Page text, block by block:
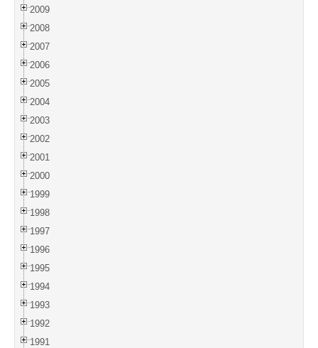
2009
2008
2007
2006
2005
2004
2003
2002
2001
2000
1999
1998
1997
1996
1995
1994
1993
1992
1991